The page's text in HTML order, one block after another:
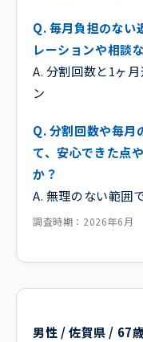
Q. 毎月負担のない
レーションや相談
A. 分割回数と1ヶ
ン
Q. 分割回数や毎月
て、安心できた点
か？
A. 無理のない範囲
調査時期：2026年6月
男性 / 佐賀県 / 67